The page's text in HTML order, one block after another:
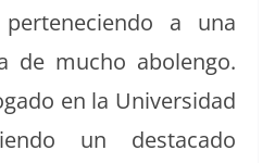
a una
de mucho abolen­go.
en la Uni­ver­si­dad
un desta­ca­do